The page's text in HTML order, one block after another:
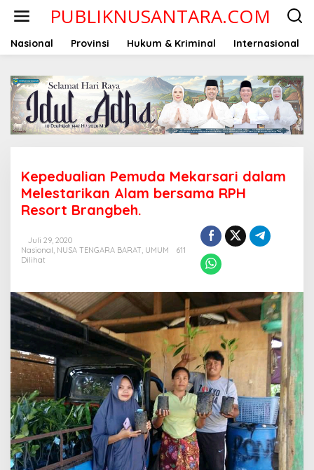
PUBLIKNUSANTARA.COM
Nasional Provinsi Hukum & Kriminal Internasional
Kepedualian Pemuda Mekarsari dalam
Melestarikan Alam bersama RPH
Resort Brangbeh.
Juli 29, 2020
Nasional NUSA TENGARA BARAT UMUM
611
Dilihat